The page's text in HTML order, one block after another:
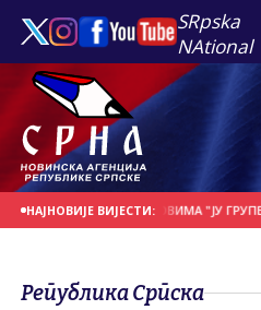
SRpska
NAtional
НАЈНОВИЈЕ ВИЈЕСТИ:
СА ЧЛАНОВИМА "ЈУ ГРУПЕ"
Република Српска